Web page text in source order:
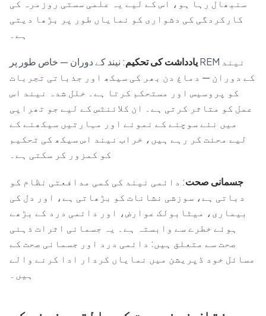
سنبھال رہا ہو، اس کے لیے یہ علمی سستی روزمرہ کی
کارکردگی کی دشواری کو نمایاں طور پر بڑھا دیتی
ہے۔
یادداشت کی تحکیم: نیند کے دوران — خاص طور پر REM نیند
کے دوران — دماغ دن بھر کی سیکھ اور جذباتی تجربات
کو پروسیس اور مستحکم کرتا ہے۔ خلل شدہ نیند اس
عمل کو متاثر کرتی ہے۔ ان کلائنٹس کے لیے جو تھراپی
میں نئے سوچنے کے نمونے اور مہارتیں سیکھنے کے
لیے محنت کر رہے ہیں، خراب نیند اس سیکھ کی تحکیم
کو کمزور کر سکتی ہے۔
جسمانی صحت: دائمی نیند کی کمی مدافعتی نظام کو
دباتی ہے، سوزشی نشانات کو بڑھاتی ہے، اور دل کی
بیماری، میٹابولک عوارض، اور دائمی درد کے بڑھے
ہوئے خطرے سے وابستہ ہے۔ یہ جسمانی اثرات ذہنی
صحت سے متعلق ہیں: دائمی درد اور جسمانی صحت کے
مسائل خود ڈپریشن میں نمایاں کردار ادا کرنے والے
ہیں۔